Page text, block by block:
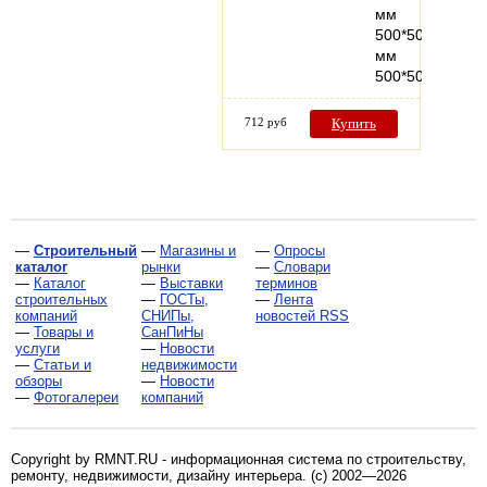
мм
500*500*40
мм
500*500*50…
712 руб Купить
— Строительный
каталог
— Каталог
строительных
компаний
— Товары и
услуги
— Статьи и
обзоры
— Фотогалереи
— Магазины и
рынки
— Выставки
— ГОСТы,
СНИПы,
СанПиНы
— Новости
недвижимости
— Новости
компаний
— Опросы
— Словари
терминов
— Лента
новостей RSS
Copyright by RMNT.RU - информационная система по строительству,
ремонту, недвижимости, дизайну интерьера. (c) 2002—2026